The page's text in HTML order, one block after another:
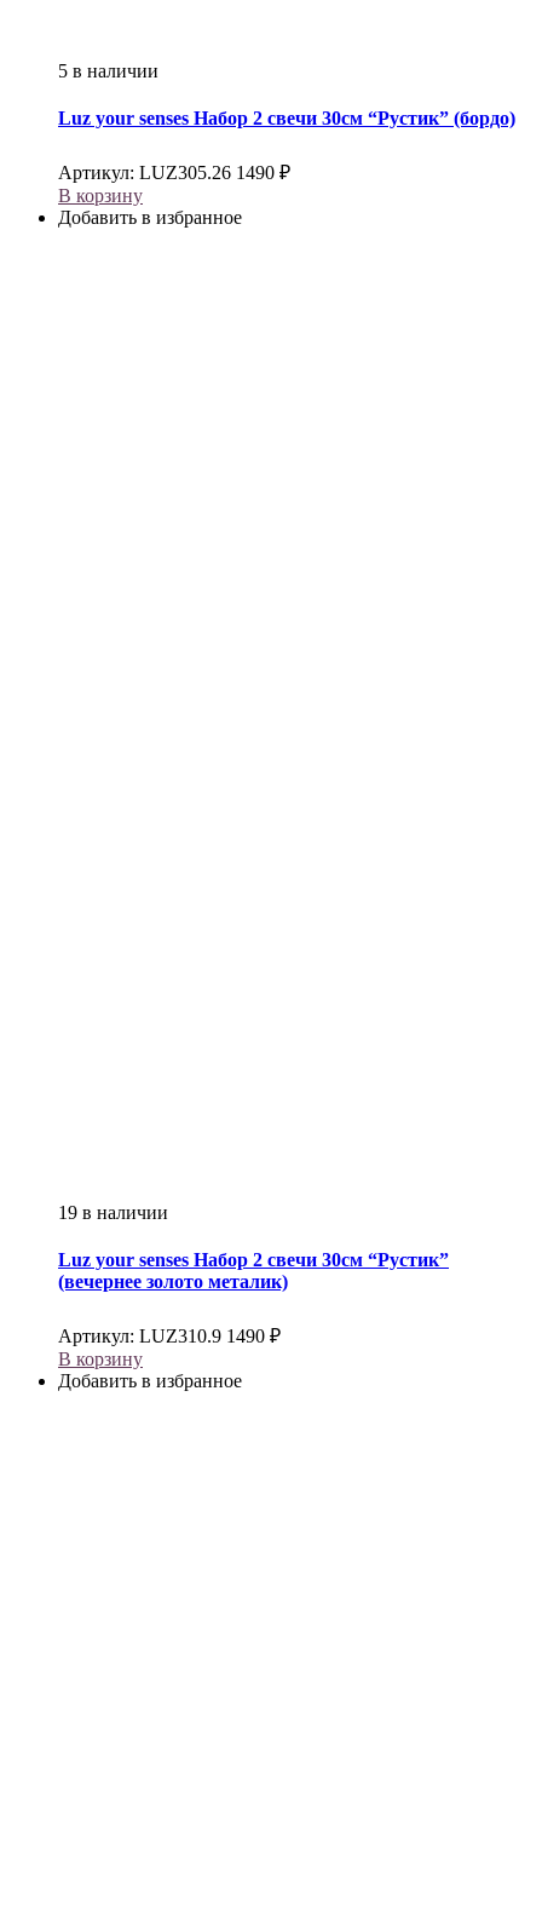
5 в наличии
Luz your senses Набор 2 свечи 30см “Рустик” (бордо)
Артикул: LUZ305.26 1490 ₽
В корзину
Добавить в избранное
19 в наличии
Luz your senses Набор 2 свечи 30см “Рустик”
(вечернее золото металик)
Артикул: LUZ310.9 1490 ₽
В корзину
Добавить в избранное